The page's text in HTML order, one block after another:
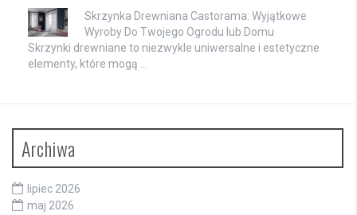
Skrzynka Drewniana Castorama: Wyjątkowe
Wyroby Do Twojego Ogrodu lub Domu
Skrzynki drewniane to niezwykle uniwersalne i estetyczne
elementy, które mogą …
Archiwa
lipiec 2026
maj 2026